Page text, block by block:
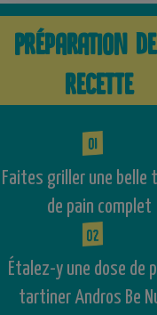
Préparation
recette
Faites griller une belle
de pain complet
Étalez-y une dose de
tartiner Andros Be